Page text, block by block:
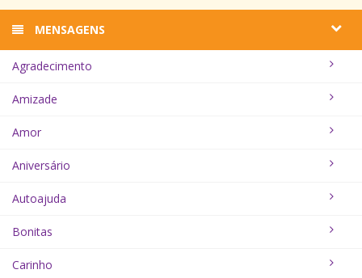
MENSAGENS
Agradecimento
Amizade
Amor
Aniversário
Autoajuda
Bonitas
Carinho